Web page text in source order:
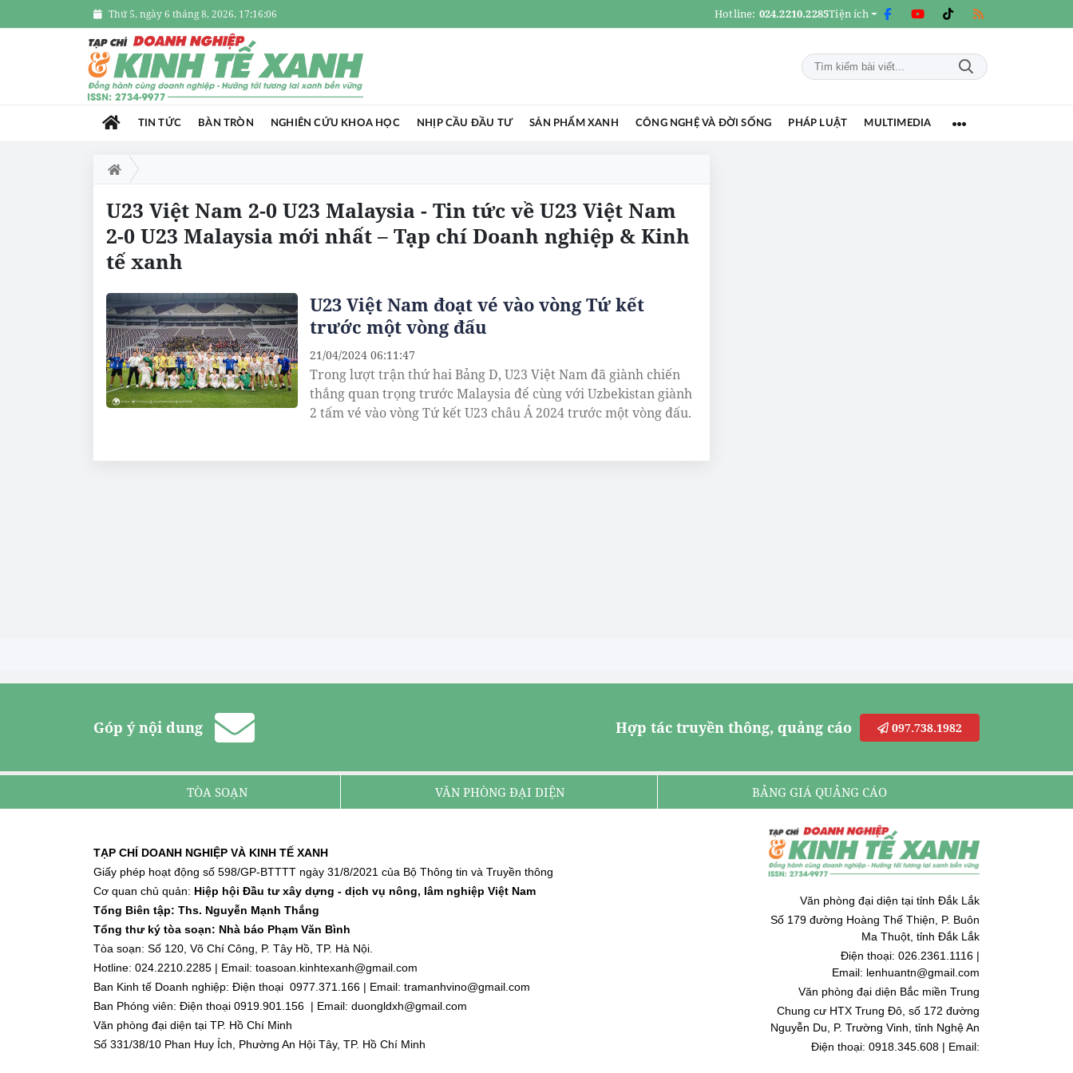
Thứ 5, ngày 6 tháng 8, 2026, 17:16:07 Hotline: 024.2210.2285Tiện ích
TIN TỨC BÀN TRÒN NGHIÊN CỨU KHOA HỌC NHỊP CẦU ĐẦU TƯ SẢN PHẨM XANH CÔNG NGHỆ VÀ ĐỜI SỐNG PHÁP LUẬT MULTIMEDIA
U23 Việt Nam 2-0 U23 Malaysia - Tin tức về U23 Việt Nam
2-0 U23 Malaysia mới nhất – Tạp chí Doanh nghiệp & Kinh
tế xanh
U23 Việt Nam đoạt vé vào vòng Tứ kết
trước một vòng đấu
Trong lượt trận thứ hai Bảng D, U23 Việt Nam đã giành chiến
thắng quan trọng trước Malaysia để cùng với Uzbekistan giành
2 tấm vé vào vòng Tứ kết U23 châu Á 2024 trước một vòng đấu.
21/04/2024 06:11:47
Góp ý nội dung Hợp tác truyền thông, quảng cáo 097.738.1982
TÒA SOẠN VĂN PHÒNG ĐẠI DIỆN BẢNG GIÁ QUẢNG CÁO
TẠP CHÍ DOANH NGHIỆP VÀ KINH TẾ XANH
Giấy phép hoạt động số 598/GP-BTTTT ngày 31/8/2021 của Bộ Thông tin và Truyền thông
Cơ quan chủ quản: Hiệp hội Đầu tư xây dựng - dịch vụ nông, lâm nghiệp Việt Nam
Tổng Biên tập: Ths. Nguyễn Mạnh Thắng
Tổng thư ký tòa soạn: Nhà báo Phạm Văn Bình
Tòa soạn: Số 120, Võ Chí Công, P. Tây Hồ, TP. Hà Nội.
Hotline: 024.2210.2285 | Email: toasoan.kinhtexanh@gmail.com
Ban Kinh tế Doanh nghiệp: Điện thoại 0977.371.166 | Email: tramanhvino@gmail.com
Ban Phóng viên: Điện thoại 0919.901.156 | Email: duongldxh@gmail.com
Văn phòng đại diện tại TP. Hồ Chí Minh
Số 331/38/10 Phan Huy Ích, Phường An Hội Tây, TP. Hồ Chí Minh
Văn phòng đại diện tại tỉnh Đắk Lắk
Số 179 đường Hoàng Thế Thiện, P. Buôn
Ma Thuột, tỉnh Đắk Lắk
Điện thoại: 026.2361.1116 |
Email: lenhuantn@gmail.com
Văn phòng đại diện Bắc miền Trung
Chung cư HTX Trung Đô, số 172 đường
Nguyễn Du, P. Trường Vinh, tỉnh Nghệ An
Điện thoại: 0918.345.608 | Email: